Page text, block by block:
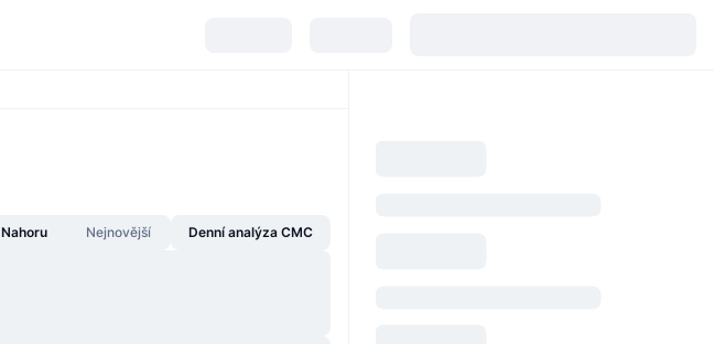
Nahoru Nejnovější Denní analýza CMC